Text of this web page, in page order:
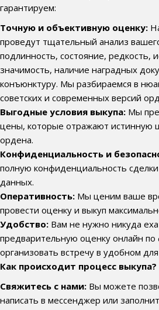
гарантируем:
Точную и объективную оценку:
проведут тщательный анализ
подлинность, состояние, редкость,
значимость, наличие наградных
конъюнктуру. Мы разбираемся в
советских и современных версий
Выгодные условия выкупа: Мы
цены, которые отражают истинную
ордена.
Конфиденциальность и
полную конфиденциальность
данных.
Оперативность: Мы ценим ваше
провести оценку и выкуп
Удобство: Вам не нужно никуда
предварительную оценку онлайн
организовать встречу в удобном
Как происходит процесс выкупа?
Свяжитесь с нами: Вы можете
написать в мессенджер или